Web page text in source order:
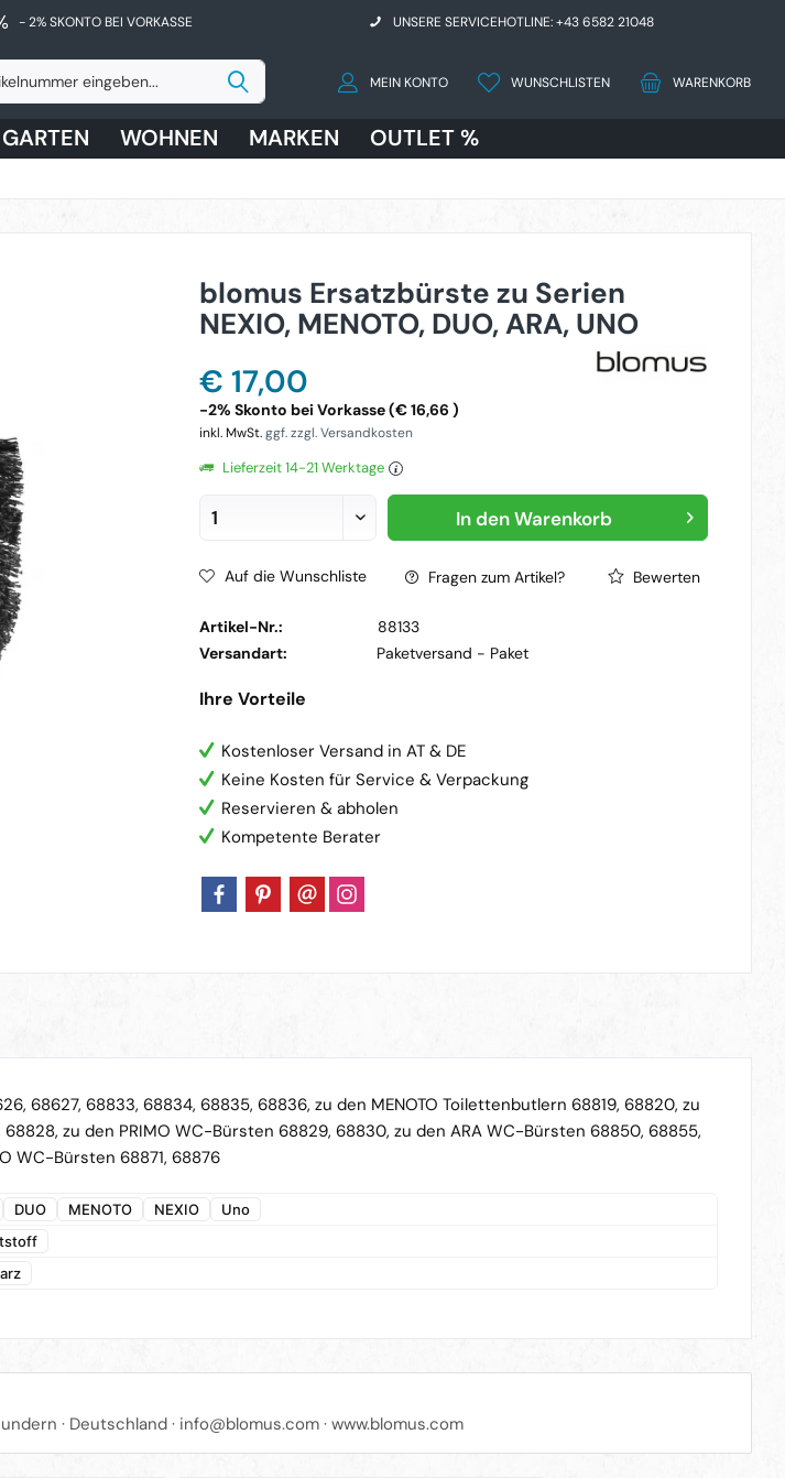
- 2% SKONTO BEI VORKASSE UNSERE SERVICEHOTLINE: +43 6582 21048
WARENKORB
WUNSCHLISTEN
MEIN KONTO
GARTEN WOHNEN MARKEN OUTLET %
blomus Ersatzbürste zu Serien
NEXIO, MENOTO, DUO, ARA, UNO
€ 17,00
-2% Skonto bei Vorkasse (€ 16,66 )
inkl. MwSt.ggf. zzgl. Versandkosten
Lieferzeit 14-21 Werktage
In denWarenkorb
Auf die Wunschliste Fragen zum Artikel? Bewerten
Artikel-Nr.:
88133
Versandart:
Paketversand - Paket
Ihre Vorteile
Kostenloser Versand in AT & DE
Keine Kosten für Service & Verpackung
Reservieren & abholen
Kompetente Berater
68627, 68833, 68834, 68835, 68836, zu den MENOTO Toilettenbutlern 68819, 68820, zu
zu den PRIMO WC-Bürsten 68829, 68830, zu den ARA WC-Bürsten 68850, 68855,
WC-Bürsten 68871, 68876
DUO MENOTO NEXIO Uno
· Deutschland · info@blomus.com · www.blomus.com